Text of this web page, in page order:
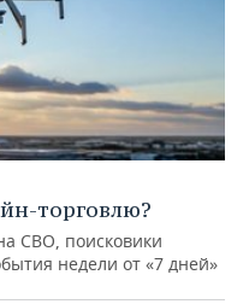
торговлю?
СВО, поисковики
недели от «7 дней»